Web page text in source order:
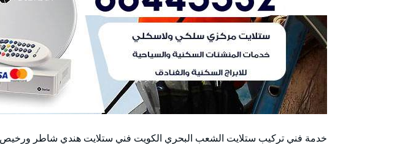
خدمة فني تركيب ستلايت الشعب البحري الكويت فني ستلايت هندي شاطر